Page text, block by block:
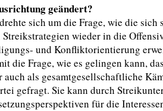
geändert?
sich um die Frage, wie die
wieder in die
und Konfliktorientierung
die Frage, wie es gelingen kann,
als gesamtgesellschaftliche
gefragt. Sie kann durch
für die